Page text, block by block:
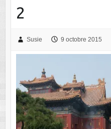
2
Susie 9 octobre 2015